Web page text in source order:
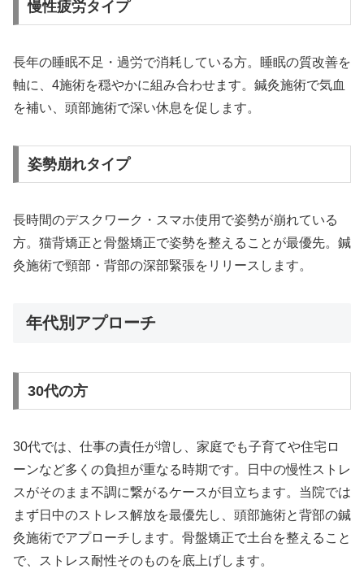
慢性疲労タイプ
長年の睡眠不足・過労で消耗している方。睡眠の質改善を
軸に、4施術を穏やかに組み合わせます。鍼灸施術で気血
を補い、頭部施術で深い休息を促します。
姿勢崩れタイプ
長時間のデスクワーク・スマホ使用で姿勢が崩れている
方。猫背矯正と骨盤矯正で姿勢を整えることが最優先。鍼
灸施術で頸部・背部の深部緊張をリリースします。
年代別アプローチ
30代の方
30代では、仕事の責任が増し、家庭でも子育てや住宅ロ
ーンなど多くの負担が重なる時期です。日中の慢性ストレ
スがそのまま不調に繋がるケースが目立ちます。当院では
まず日中のストレス解放を最優先し、頭部施術と背部の鍼
灸施術でアプローチします。骨盤矯正で土台を整えること
で、ストレス耐性そのものを底上げします。